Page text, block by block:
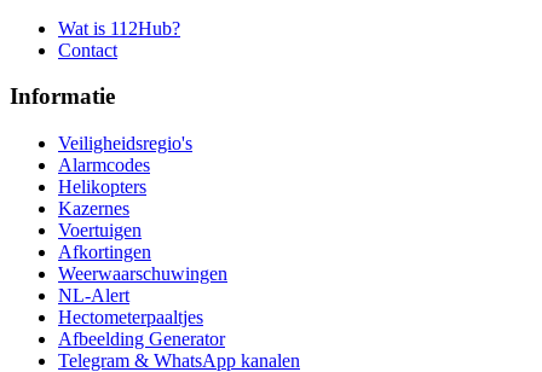
Wat is 112Hub?
Contact
Informatie
Veiligheidsregio's
Alarmcodes
Helikopters
Kazernes
Voertuigen
Afkortingen
Weerwaarschuwingen
NL-Alert
Hectometerpaaltjes
Afbeelding Generator
Telegram & WhatsApp kanalen